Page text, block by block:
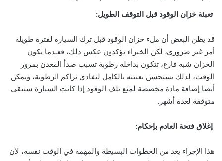
تعبئة خزان الوقود قبل التوقف الطويل:
قد يظن البعض أن ملء خزان الوقود قبل ترك السيارة لفترة طويلة
أمر غير ضروري، لكن الخبراء يؤكدون عكس ذلك، فعندما يكون
الخزان شبه فارغ، تتكون بداخله رطوبة تسبب صدأ المعدن بمرور
الوقت، لذلك يستحسن تعبئته بالكامل لتفادي تراكم الرطوبة، ويمكن
أيضا إضافة مادة مخصصة لمنع تلف الوقود إذا كانت السيارة ستبقى
متوقفة لعدة أشهر.
إغلاق فتحة العادم بإحكام:
هذا الإجراء يعد من الخطوات البسيطة والمهمة في الوقت نفسه، لأن